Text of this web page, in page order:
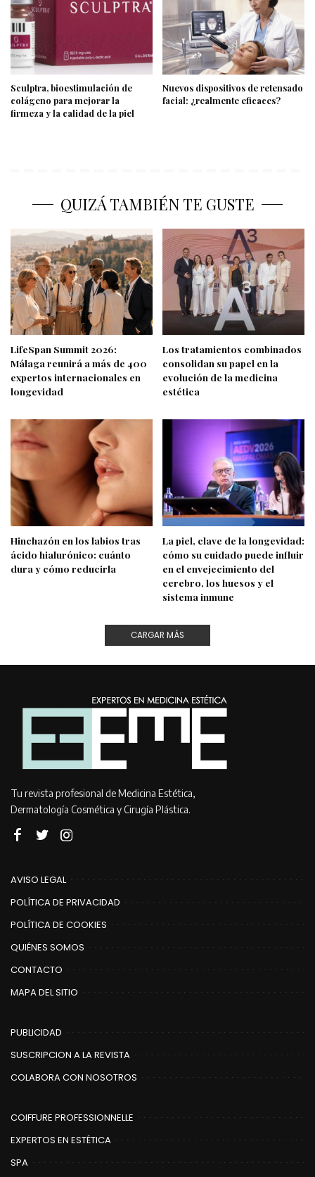
Sculptra, bioestimulación de
colágeno para mejorar la
firmeza y la calidad de la piel
Nuevos dispositivos de retensado
facial: ¿realmente eficaces?
QUIZÁ TAMBIÉN TE GUSTE
LifeSpan Summit 2026:
Málaga reunirá a más de 400
expertos internacionales en
longevidad
Los tratamientos combinados
consolidan su papel en la
evolución de la medicina
estética
Hinchazón en los labios tras
ácido hialurónico: cuánto
dura y cómo reducirla
La piel, clave de la longevidad:
cómo su cuidado puede influir
en el envejecimiento del
cerebro, los huesos y el
sistema inmune
CARGAR MÁS
Tu revista profesional de Medicina Estética,
Dermatología Cosmética y Cirugía Plástica.
AVISO LEGAL
POLÍTICA DE PRIVACIDAD
POLÍTICA DE COOKIES
QUIÉNES SOMOS
CONTACTO
MAPA DEL SITIO
PUBLICIDAD
SUSCRIPCION A LA REVISTA
COLABORA CON NOSOTROS
COIFFURE PROFESSIONNELLE
EXPERTOS EN ESTÉTICA
SPA